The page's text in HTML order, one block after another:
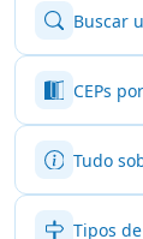
Buscar
CEPs
Tudo
Tipos